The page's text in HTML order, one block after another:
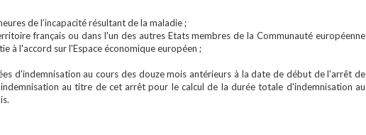
de l’incapacité résultant de la maladie ;
français ou dans l'un des autres Etats membres de la Communauté européenne
à l'accord sur l'Espace économique européen ;
d'indemnisation au cours des douze mois antérieurs à la date de début de l'arrêt de
au titre de cet arrêt pour le calcul de la durée totale d'indemnisation au